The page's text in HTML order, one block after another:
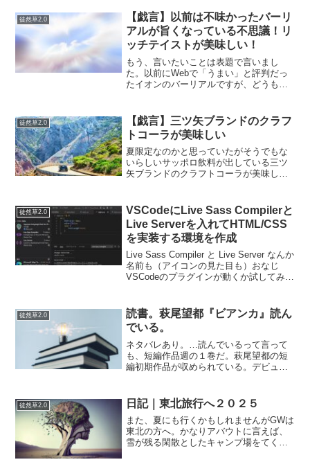
徒然草2.0
【戯言】以前は不味かったバーリ
アルが旨くなっている不思議！リ
ッチテイストが美味しい！
もう、言いたいことは表題で言いまし
た。以前にWebで「うまい」と評判だっ
たイオンのバーリアルですが、どうも自
ッチテイストっていうのを試しに買って
みたが…ふつーに美味い！...
徒然草2.0
【戯言】三ツ矢ブランドのクラフ
トコーラが美味しい
夏限定なのかと思っていたがそうでもな
いらしいサッポロ飲料が出している三ツ
矢ブランドのクラフトコーラが美味しい
飲みやすい。スパイスが８つはいってい
るらしく…ほのかにスパイ...
徒然草2.0
VSCodeにLive Sass Compilerと
Live Serverを入れてHTML/CSS
を実装する環境を作成
Live Sass Compiler と Live Server なんか
名前も（アイコンの見た目も）おなじ
VSCodeのプラグインが動くか試してみた
まづいたが…問題なく...
徒然草2.0
読書。萩尾望都『ビアンカ』読ん
でいる。
ネタバレあり。…読んでいるって言って
も、短編作品週の１巻だ。萩尾望都の短
編初期作品が収められている。デビュー
ども向けの童話みたいな感じで、このよ
うな話が続くなら読み続け...
徒然草2.0 日記｜東北旅行へ２０２５
また、夏にも行くかもしれませんがGWは
東北の方へ。かなりアバウトに言えば、
雪が残る閑散としたキャンプ場をてくて